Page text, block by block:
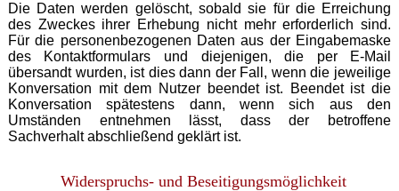
Die Daten werden gelöscht, sobald sie für die Erreichung
des Zweckes ihrer Erhebung nicht mehr erforderlich sind.
Für die personenbezogenen Daten aus der Eingabemaske
des Kontaktformulars und diejenigen, die per E-Mail
übersandt wurden, ist dies dann der Fall, wenn die jeweilige
Konversation mit dem Nutzer beendet ist. Beendet ist die
Konversation spätestens dann, wenn sich aus den
Umständen entnehmen lässt, dass der betroffene
Sachverhalt abschließend geklärt ist.
Widerspruchs- und Beseitigungsmöglichkeit